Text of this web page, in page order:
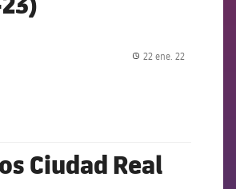
22 ene. 22
Ciudad Real